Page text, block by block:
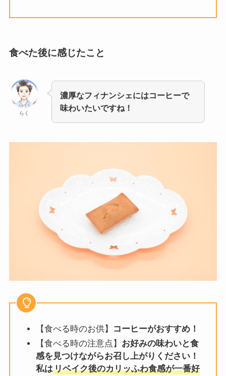
食べた後に感じたこと
らく
濃厚なフィナンシェにはコーヒーで
味わいたいですね！
【食べる時のお供】
コーヒーがおすすめ！
【食べる時の注意点】 お好みの味わいと食
感を見つけながらお召し上がりください！
私はリベイク後のカリッふわ食感が一番好